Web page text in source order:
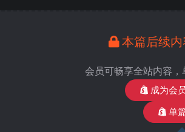
本篇后续
会员可畅享全站内容，
成为会
单